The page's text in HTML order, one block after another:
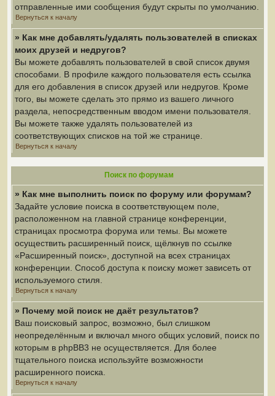
отправленные ими сообщения будут скрыты по умолчанию.
Вернуться к началу
» Как мне добавлять/удалять пользователей в списках
моих друзей и недругов?
Вы можете добавлять пользователей в свой список двумя
способами. В профиле каждого пользователя есть ссылка
для его добавления в список друзей или недругов. Кроме
того, вы можете сделать это прямо из вашего личного
раздела, непосредственным вводом имени пользователя.
Вы можете также удалять пользователей из
соответствующих списков на той же странице.
Вернуться к началу
Поиск по форумам
» Как мне выполнить поиск по форуму или форумам?
Задайте условие поиска в соответствующем поле,
расположенном на главной странице конференции,
страницах просмотра форума или темы. Вы можете
осуществить расширенный поиск, щёлкнув по ссылке
«Расширенный поиск», доступной на всех страницах
конференции. Способ доступа к поиску может зависеть от
используемого стиля.
Вернуться к началу
» Почему мой поиск не даёт результатов?
Ваш поисковый запрос, возможно, был слишком
неопределённым и включал много общих условий, поиск по
которым в phpBB3 не осуществляется. Для более
тщательного поиска используйте возможности
расширенного поиска.
Вернуться к началу